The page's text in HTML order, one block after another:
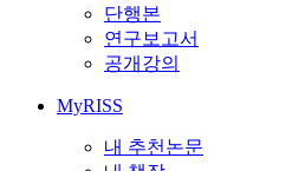
단행본
연구보고서
공개강의
MyRISS
내 추천논문